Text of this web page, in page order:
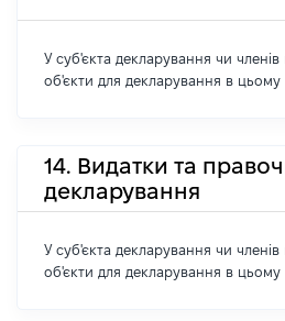
У суб'єкта декларування чи членів
об'єкти для декларування в цьому
14. Видатки та
декларування
У суб'єкта декларування чи членів
об'єкти для декларування в цьому